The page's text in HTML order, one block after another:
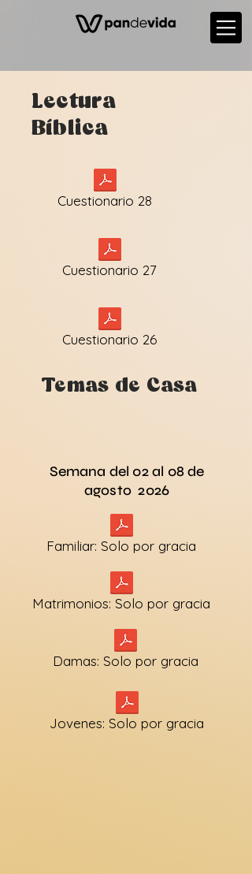
Lectura
Bíblica
Cuestionario 28
Cuestionario 27
Cuestionario 26
Temas de Casa
Semana del 02 al 08 de
agosto 2026
Familiar: Solo por gracia
Matrimonios: Solo por gracia
Damas: Solo por gracia
Jovenes: Solo por gracia